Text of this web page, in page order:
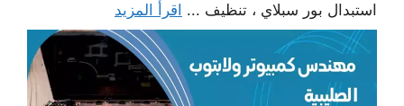
استبدال بور سبلاي ، تنظيف ... اقرأ المزيد